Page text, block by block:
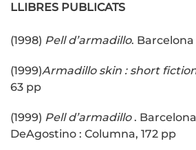
LLIBRES PUBLICATS
(1998) Pell d’armadillo. Barcelona
(1999)Armadillo skin : short
63 pp
(1999) Pell d’armadillo.
DeAgostino : Columna, 172 pp